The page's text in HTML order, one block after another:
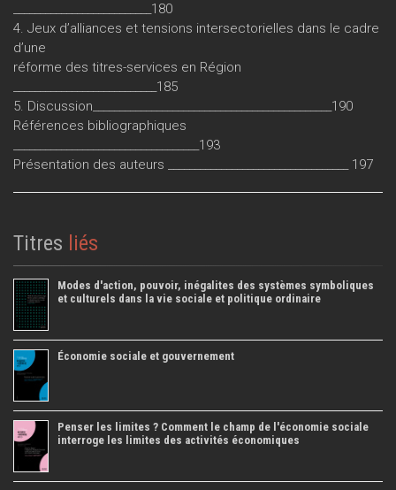
__________________________180
4. Jeux d’alliances et tensions intersectorielles dans le cadre
d’une
réforme des titres-services en Région
___________________________185
5. Discussion_____________________________________________190
Références bibliographiques
___________________________________193
Présentation des auteurs __________________________________ 197
Titres liés
Modes d'action, pouvoir, inégalites des systèmes symboliques
et culturels dans la vie sociale et politique ordinaire
Économie sociale et gouvernement
Penser les limites ? Comment le champ de l'économie sociale
interroge les limites des activités économiques